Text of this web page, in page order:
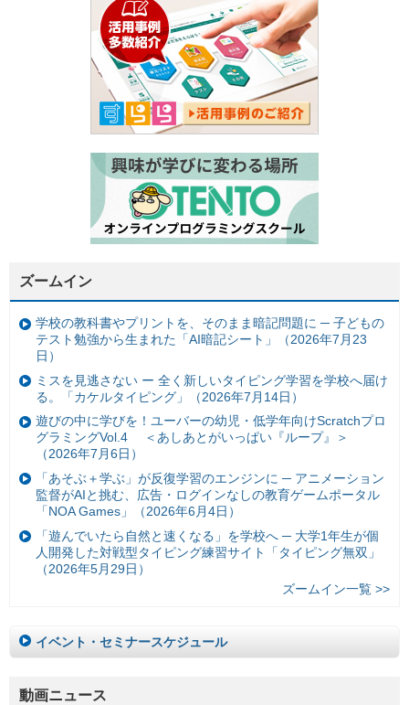
ズームイン
学校の教科書やプリントを、そのまま暗記問題に ─ 子どもの
テスト勉強から生まれた「AI暗記シート」（2026年7月23
日）
ミスを見逃さない ー 全く新しいタイピング学習を学校へ届け
る。「カケルタイピング」（2026年7月14日）
遊びの中に学びを！ユーバーの幼児・低学年向けScratchプロ
グラミングVol.4 ＜あしあとがいっぱい『ループ』＞
（2026年7月6日）
「あそぶ＋学ぶ」が反復学習のエンジンに ─ アニメーション
監督がAIと挑む、広告・ログインなしの教育ゲームポータル
「NOA Games」（2026年6月4日）
「遊んでいたら自然と速くなる」を学校へ ─ 大学1年生が個
人開発した対戦型タイピング練習サイト「タイピング無双」
（2026年5月29日）
ズームイン一覧 >>
イベント・セミナースケジュール
動画ニュース